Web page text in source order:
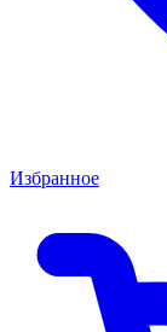
Избранное